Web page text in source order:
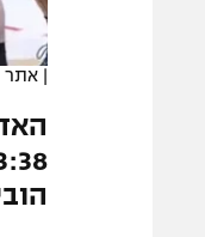
המגזין
| אתר